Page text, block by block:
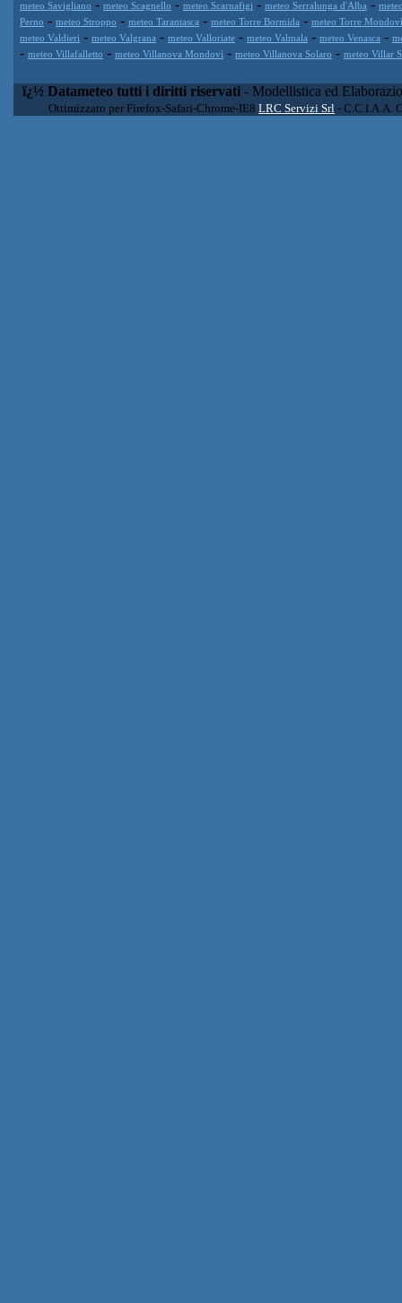
meteo Savigliano - meteo Scagnello - meteo Scarnafigi - meteo Serralunga d'Alba -
Perno - meteo Stroppo - meteo Tarantasca - meteo Torre Bormida - meteo Torre Mondovì
meteo Valdieri - meteo Valgrana - meteo Valloriate - meteo Valmala - meteo Venasca -
- meteo Villafalletto - meteo Villanova Mondovì - meteo Villanova Solaro - meteo Villar
ï¿½ Datameteo tutti i diritti riservati - Modellistica ed
Ottimizzato per Firefox-Safari-Chrome-IE8 LRC Servizi Srl - C.C.I.A.A.